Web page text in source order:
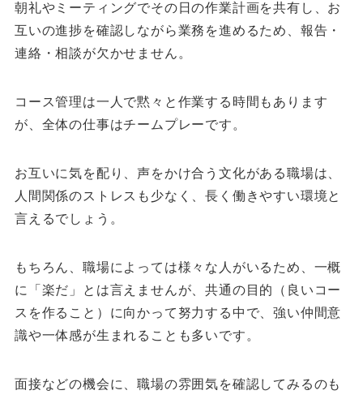
朝礼やミーティングでその日の作業計画を共有し、お
互いの進捗を確認しながら業務を進めるため、報告・
連絡・相談が欠かせません。
コース管理は一人で黙々と作業する時間もあります
が、全体の仕事はチームプレーです。
お互いに気を配り、声をかけ合う文化がある職場は、
人間関係のストレスも少なく、長く働きやすい環境と
言えるでしょう。
もちろん、職場によっては様々な人がいるため、一概
に「楽だ」とは言えませんが、共通の目的（良いコー
スを作ること）に向かって努力する中で、強い仲間意
識や一体感が生まれることも多いです。
面接などの機会に、職場の雰囲気を確認してみるのも